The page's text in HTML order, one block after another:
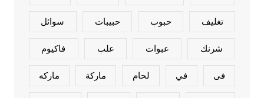
تغليف حبوب حبيبات سوائل
شرنك عبوات علب فاكيوم
فى في لحام ماركة ماركه